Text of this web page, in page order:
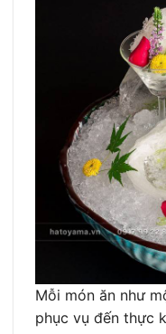
Mỗi món ăn như
phục vụ đến thực